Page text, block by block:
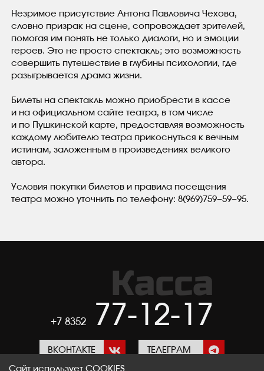
Незримое присутствие Антона Павловича Чехова,
словно призрак на сцене, сопровождает зрителей,
помогая им понять не только диалоги, но и эмоции
героев. Это не просто спектакль; это возможность
совершить путешествие в глубины психологии, где
разыгрывается драма жизни.
Билеты на спектакль можно приобрести в кассе
и на официальном сайте театра, в том числе
и по Пушкинской карте, предоставляя возможность
каждому любителю театра прикоснуться к вечным
истинам, заложенным в произведениях великого
автора.
Условия покупки билетов и правила посещения
театра можно уточнить по телефону: 8(969)759−59−95.
Касса
+7 8352 77-12-17
ВКОНТАКТЕ ТЕЛЕГРАМ
Сайт использует COOKIES